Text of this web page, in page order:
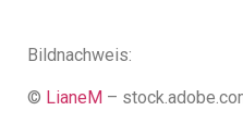
Bildnachweis:
© LianeM –